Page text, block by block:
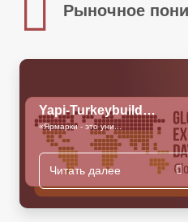
Рыночное
Yapi-Turkeybuild
Istanbul
«Ярмарки - это уни...
Читать далее